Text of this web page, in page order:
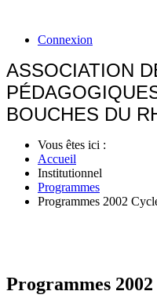
Connexion
ASSOCIATION
BOUCHES DU
Vous êtes ici :
Accueil
Institutionnel
Programmes
Programmes 2002
Programmes